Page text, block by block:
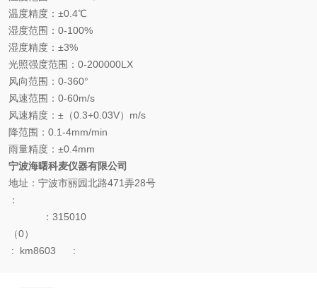
温度精度： ±0.4℃
湿度范围： 0-100%
湿度精度： ±3%
光照强度范围： 0-200000LX
风向范围： 0-360°
风速范围： 0-60m/s
风速精度： ± （0.3+0.03V） m/s
降范围： 0.1-4mm/min
雨量精度： ±0.4mm
宁波海曙科麦仪器有限公司
地址：宁波市丽园北路471弄28号
：
：315010
（0）
: km8603 :